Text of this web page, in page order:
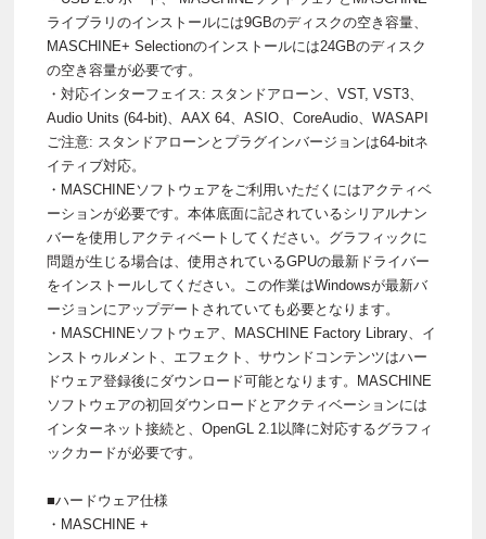
ライブラリのインストールには9GBのディスクの空き容量、
MASCHINE+ Selectionのインストールには24GBのディスク
の空き容量が必要です。
・対応インターフェイス: スタンドアローン、VST, VST3、
Audio Units (64-bit)、AAX 64、ASIO、CoreAudio、WASAPI
ご注意: スタンドアローンとプラグインバージョンは64-bitネ
イティブ対応。
・MASCHINEソフトウェアをご利用いただくにはアクティベ
ーションが必要です。本体底面に記されているシリアルナン
バーを使用しアクティベートしてください。グラフィックに
問題が生じる場合は、使用されているGPUの最新ドライバー
をインストールしてください。この作業はWindowsが最新バ
ージョンにアップデートされていても必要となります。
・MASCHINEソフトウェア、MASCHINE Factory Library、イ
ンストゥルメント、エフェクト、サウンドコンテンツはハー
ドウェア登録後にダウンロード可能となります。MASCHINE
ソフトウェアの初回ダウンロードとアクティベーションには
インターネット接続と、OpenGL 2.1以降に対応するグラフィ
ックカードが必要です。
■ハードウェア仕様
・MASCHINE +